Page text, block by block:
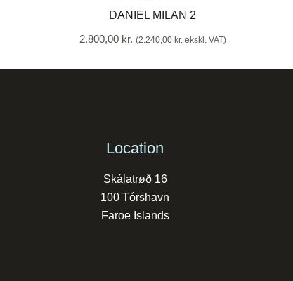
DANIEL MILAN 2
2.800,00 kr. (2.240,00 kr.ekskl. VAT)
Location
Skálatrøð 16
100 Tórshavn
Faroe Islands